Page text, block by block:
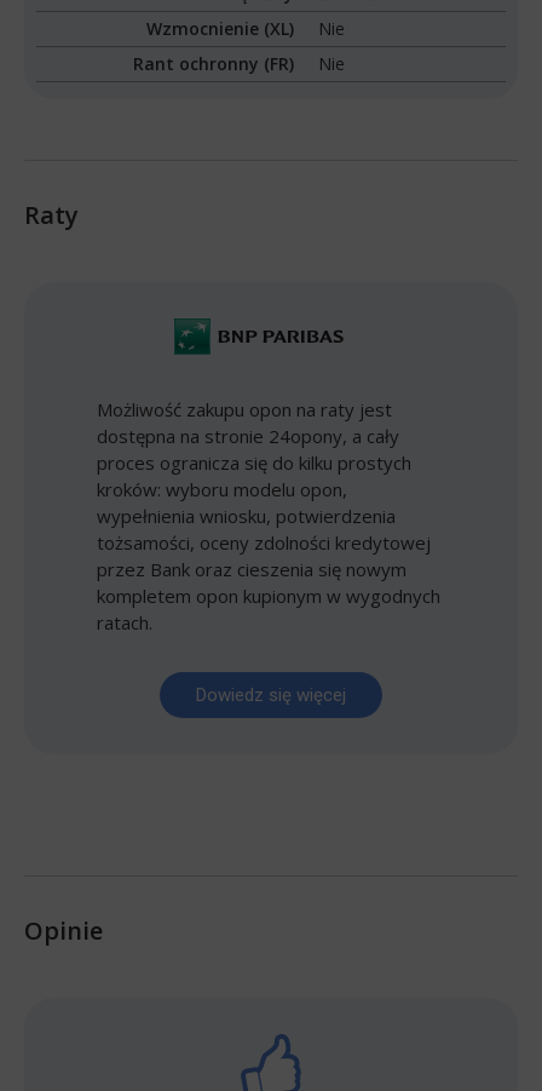
Wzmocnienie (XL)
Nie
Rant ochronny (FR)
Nie
Raty
Możliwość zakupu opon na raty jest
dostępna na stronie 24opony, a cały
proces ogranicza się do kilku prostych
kroków: wyboru modelu opon,
wypełnienia wniosku, potwierdzenia
tożsamości, oceny zdolności kredytowej
przez Bank oraz cieszenia się nowym
kompletem opon kupionym w wygodnych
ratach.
Dowiedz się więcej
Opinie